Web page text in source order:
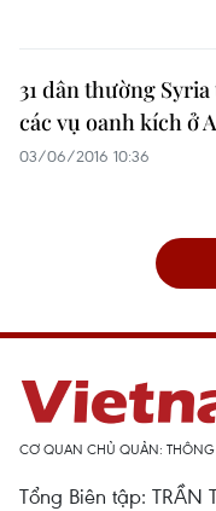
31 dân thường
các vụ oanh kích ở
03/06/2016 10:36
CƠ QUAN CHỦ QUẢN: THÔNG
Tổng Biên tập: TRẦN